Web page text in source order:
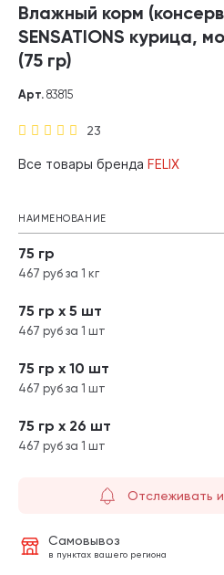
Влажный корм
SENSATIONS курица,
(75 гр)
23
Арт. 83815
Все товары бренда FELIX
НАИМЕНОВАНИЕ
75 гр
467 руб за 1 кг
75 гр х 5 шт
467 руб за 1 шт
75 гр х 10 шт
467 руб за 1 шт
75 гр х 26 шт
467 руб за 1 шт
Отслеживать
Самовывоз
в пунктах вашего региона